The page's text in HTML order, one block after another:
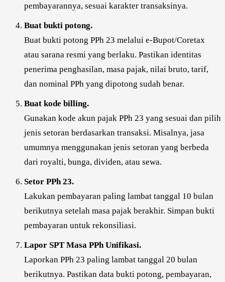
pembayarannya, sesuai karakter transaksinya.
Buat bukti potong.
Buat bukti potong PPh 23 melalui e-Bupot/Coretax
atau sarana resmi yang berlaku. Pastikan identitas
penerima penghasilan, masa pajak, nilai bruto, tarif,
dan nominal PPh yang dipotong sudah benar.
Buat kode billing.
Gunakan kode akun pajak PPh 23 yang sesuai dan pilih
jenis setoran berdasarkan transaksi. Misalnya, jasa
umumnya menggunakan jenis setoran yang berbeda
dari royalti, bunga, dividen, atau sewa.
Setor PPh 23.
Lakukan pembayaran paling lambat tanggal 10 bulan
berikutnya setelah masa pajak berakhir. Simpan bukti
pembayaran untuk rekonsiliasi.
Lapor SPT Masa PPh Unifikasi.
Laporkan PPh 23 paling lambat tanggal 20 bulan
berikutnya. Pastikan data bukti potong, pembayaran,